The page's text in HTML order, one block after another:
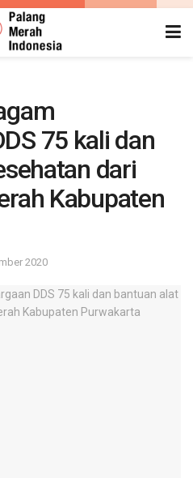
75 kali dan
dari
Kabupaten
2020